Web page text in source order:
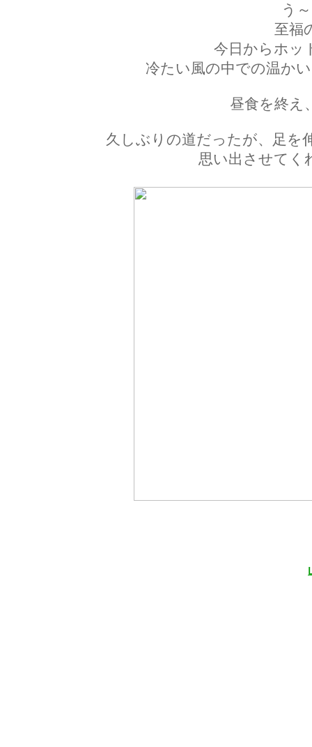
う
至福
今日からホッ
冷たい風の中での温か
昼食を終え
久しぶりの道だったが、足を
思い出させてく